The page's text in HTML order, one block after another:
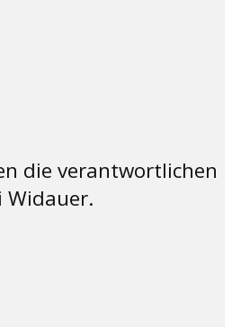
die verantwortlichen
Widauer.